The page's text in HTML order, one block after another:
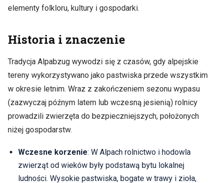
elementy folkloru, kultury i gospodarki.
Historia i znaczenie
Tradycja Alpabzug wywodzi się z czasów, gdy alpejskie
tereny wykorzystywano jako pastwiska przede wszystkim
w okresie letnim. Wraz z zakończeniem sezonu wypasu
(zazwyczaj późnym latem lub wczesną jesienią) rolnicy
prowadzili zwierzęta do bezpieczniejszych, położonych
niżej gospodarstw.
Wczesne korzenie: W Alpach rolnictwo i hodowla
zwierząt od wieków były podstawą bytu lokalnej
ludności. Wysokie pastwiska, bogate w trawy i zioła,